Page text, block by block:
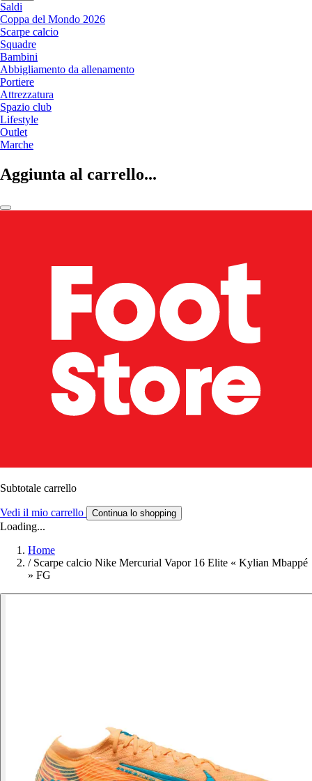
Saldi
Coppa del Mondo 2026
Scarpe calcio
Squadre
Bambini
Abbigliamento da allenamento
Portiere
Attrezzatura
Spazio club
Lifestyle
Outlet
Marche
Aggiunta al carrello...
Subtotale carrello
Vedi il mio carrello Continua lo shopping
Loading...
Home
/ Scarpe calcio Nike Mercurial Vapor 16 Elite « Kylian Mbappé
» FG